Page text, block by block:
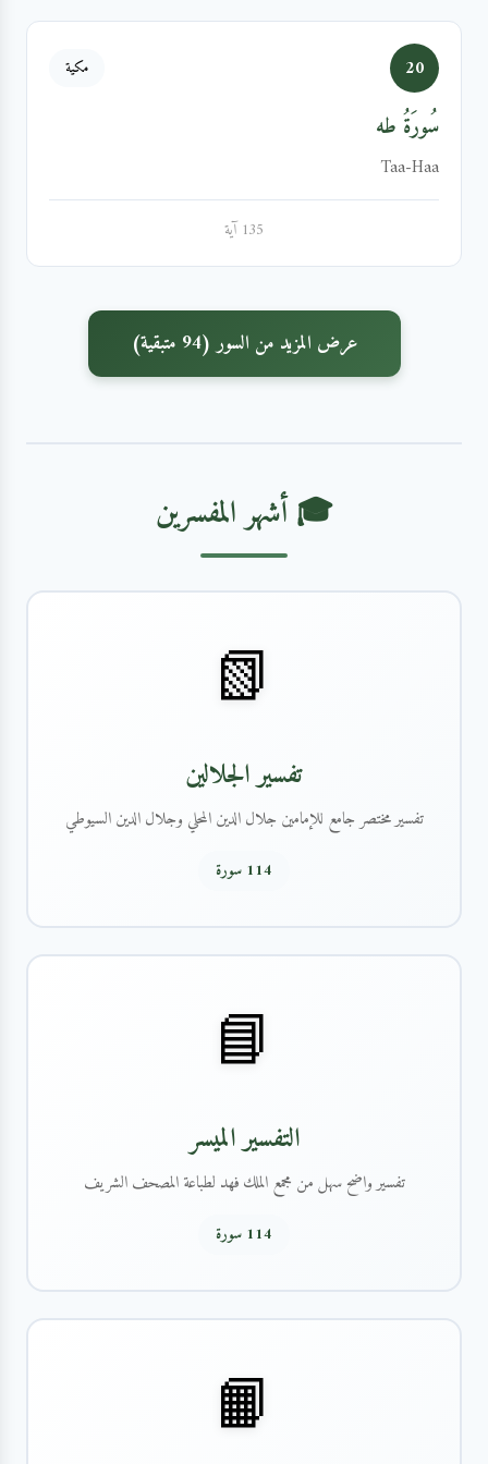
20 مكية
سُورَةُ طه
Taa-Haa
135 آية
عرض المزيد من السور (94 متبقية)
🎓 أشهر المفسرين
📗
تفسير الجلالين
تفسير مختصر جامع للإمامين جلال الدين المحلي وجلال الدين السيوطي
114 سورة
📘
التفسير الميسر
تفسير واضح سهل من مجمع الملك فهد لطباعة المصحف الشريف
114 سورة
📙